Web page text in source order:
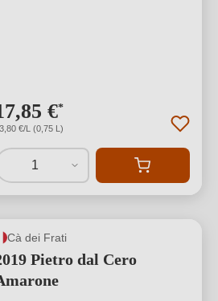
€*
€/L (0,75 L)
1
Cà dei Frati
Pietro dal Cero